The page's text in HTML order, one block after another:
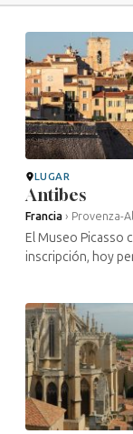
LUGAR
Antibes
Francia › Provenza-
El Museo Picasso
inscripción, hoy